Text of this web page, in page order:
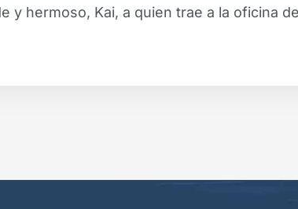
y hermoso, Kai, a quien trae a la oficina